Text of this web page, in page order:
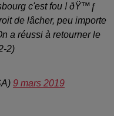
c'est fou ! ðŸ™ƒ
de lâcher, peu importe
a réussi à retourner le
2)
9 mars 2019